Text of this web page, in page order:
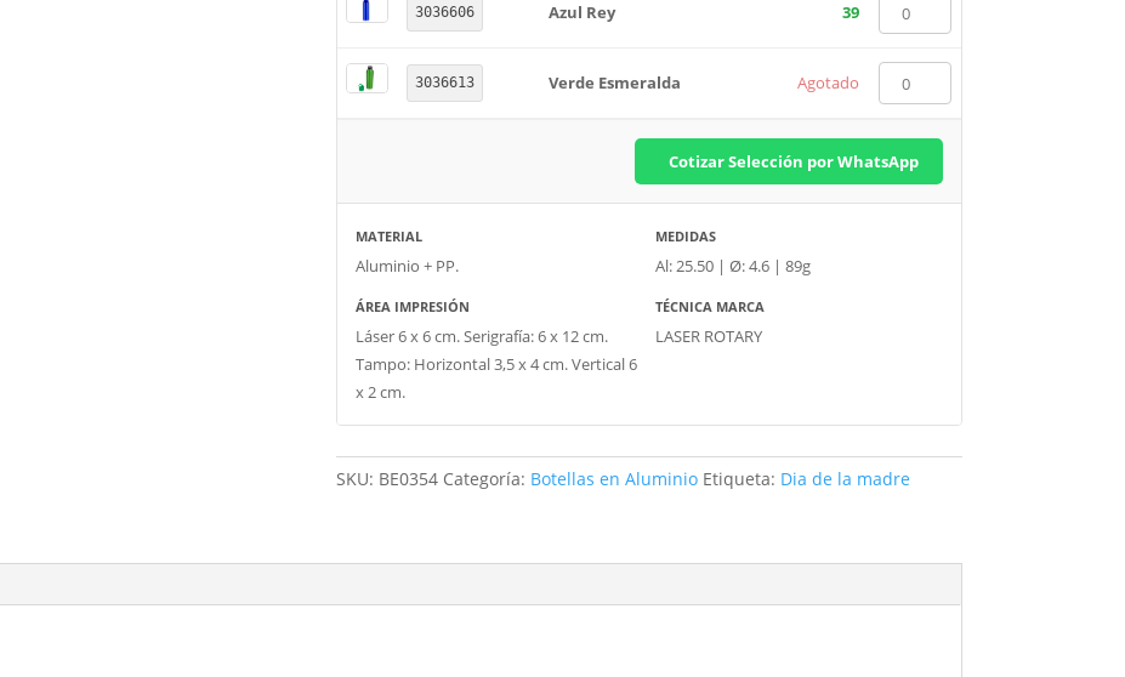
3036606 Azul Rey 39
3036613 Verde Esmeralda Agotado
Cotizar Selección por WhatsApp
MATERIAL
Aluminio + PP.
MEDIDAS
Al: 25.50 | Ø: 4.6 | 89g
ÁREA IMPRESIÓN
Láser 6 x 6 cm. Serigrafía: 6 x 12 cm.
Tampo: Horizontal 3,5 x 4 cm. Vertical 6
x 2 cm.
TÉCNICA MARCA
LASER ROTARY
SKU: BE0354 Categoría: Botellas en Aluminio Etiqueta: Dia de la madre